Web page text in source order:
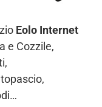
Eolo Internet
e Cozzile,